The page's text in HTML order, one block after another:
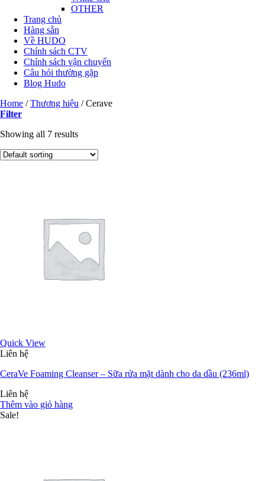
OTHER
Trang chủ
Hàng sẵn
Về HUDO
Chính sách CTV
Chính sách vận chuyển
Câu hỏi thường gặp
Blog Hudo
Home / Thương hiệu /Cerave
Filter
Showing all 7 results
Quick View
Liên hệ
CeraVe Foaming Cleanser – Sữa rửa mặt dành cho da dầu (236ml)
Liên hệ
Thêm vào giỏ hàng
Sale!